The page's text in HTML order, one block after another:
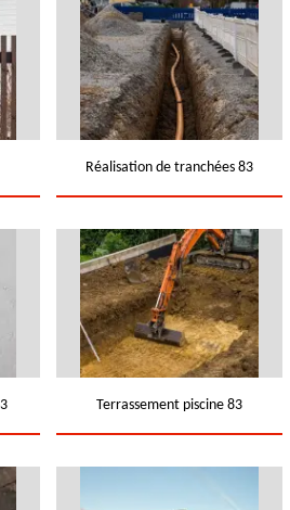
Réalisation de tranchées 83
Terrassement piscine 83